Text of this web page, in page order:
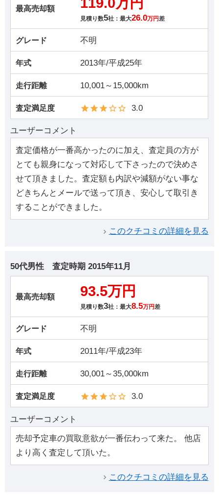
最高売却額
見積り数5社：最大26.0万円差
グレード 不明
年式 2013年/平成25年
走行距離 10,001～15,000km
査定満足度 3.0
ユーザーコメント
査定価格が一番高かったのに加え、査定員の方が
とても親身になって対応して下さったので決めさ
せて頂きました。査定額も内訳や減額がない事な
どきちんとメールで送って頂き、安心して取引き
することができました。
このクチコミの詳細を見る
50代男性 査定時期 2015年11月
最高売却額 93.5万円
見積り数3社：最大8.5万円差
グレード 不明
年式 2011年/平成23年
走行距離 30,001～35,000km
査定満足度 3.0
ユーザーコメント
売却予定車の買取意欲が一番伝わって来た。 他店
より高く査定して頂いた。
このクチコミの詳細を見る